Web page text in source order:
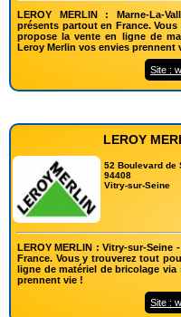
LEROY MERLIN : Marne-La-
présents partout en France.
propose la vente en ligne de
Leroy Merlin vos envies prennent
Site :
LEROY
52 Boulevard de
94408
Vitry-sur-Seine
LEROY MERLIN : Vitry-sur-
France. Vous y trouverez tout
ligne de matériel de bricolage
prennent vie !
Site :